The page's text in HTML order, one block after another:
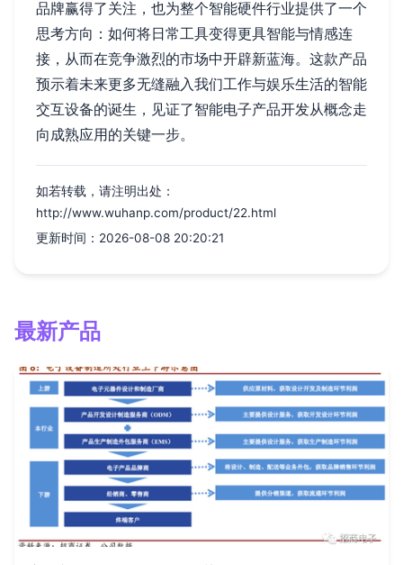
品牌赢得了关注，也为整个智能硬件行业提供了一个
思考方向：如何将日常工具变得更具智能与情感连
接，从而在竞争激烈的市场中开辟新蓝海。这款产品
预示着未来更多无缝融入我们工作与娱乐生活的智能
交互设备的诞生，见证了智能电子产品开发从概念走
向成熟应用的关键一步。
如若转载，请注明出处：
http://www.wuhanp.com/product/22.html
更新时间：2026-08-08 20:20:21
最新产品